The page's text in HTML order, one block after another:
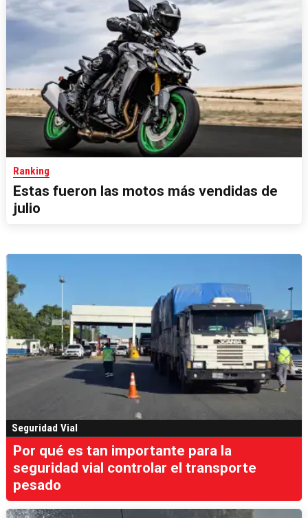
Ranking
Estas fueron las motos más vendidas de
julio
Seguridad Vial
Por qué es tan importante para la
seguridad vial controlar el transporte
pesado